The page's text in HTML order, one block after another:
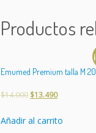
Productos
Emumed Premium talla M
$14.000 $13.490
Añadir al carrito